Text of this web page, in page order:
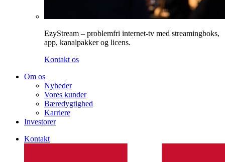
EzyStream – problemfri internet-tv med streamingboks,
app, kanalpakker og licens.
Kontakt os
Om os
Nyheder
Vores kunder
Bæredygtighed
Karriere
Investorer
Kontakt